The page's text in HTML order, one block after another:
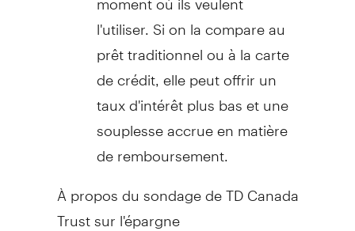
l'utiliser. Si on la compare au
prêt traditionnel ou à la carte
de crédit, elle peut offrir un
taux d'intérêt plus bas et une
souplesse accrue en matière
de remboursement.
À propos du sondage de TD Canada
Trust sur l'épargne